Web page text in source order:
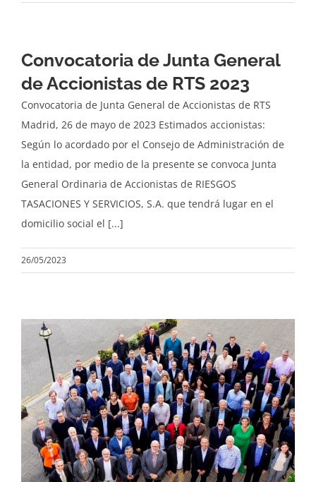
Convocatoria de Junta General
de Accionistas de RTS 2023
Convocatoria de Junta General de Accionistas de RTS
Madrid, 26 de mayo de 2023 Estimados accionistas:
Según lo acordado por el Consejo de Administración de
la entidad, por medio de la presente se convoca Junta
General Ordinaria de Accionistas de RIESGOS
TASACIONES Y SERVICIOS, S.A. que tendrá lugar en el
domicilio social el [...]
26/05/2023